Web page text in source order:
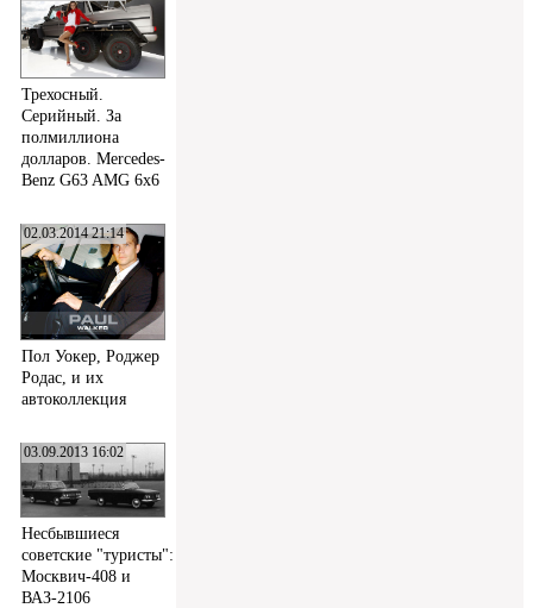
Трехосный.
Серийный. За
полмиллиона
долларов. Mercedes-
Benz G63 AMG 6x6
02.03.2014 21:14
Пол Уокер, Роджер
Родас, и их
автоколлекция
03.09.2013 16:02
Несбывшиеся
советские "туристы":
Москвич-408 и
ВАЗ-2106